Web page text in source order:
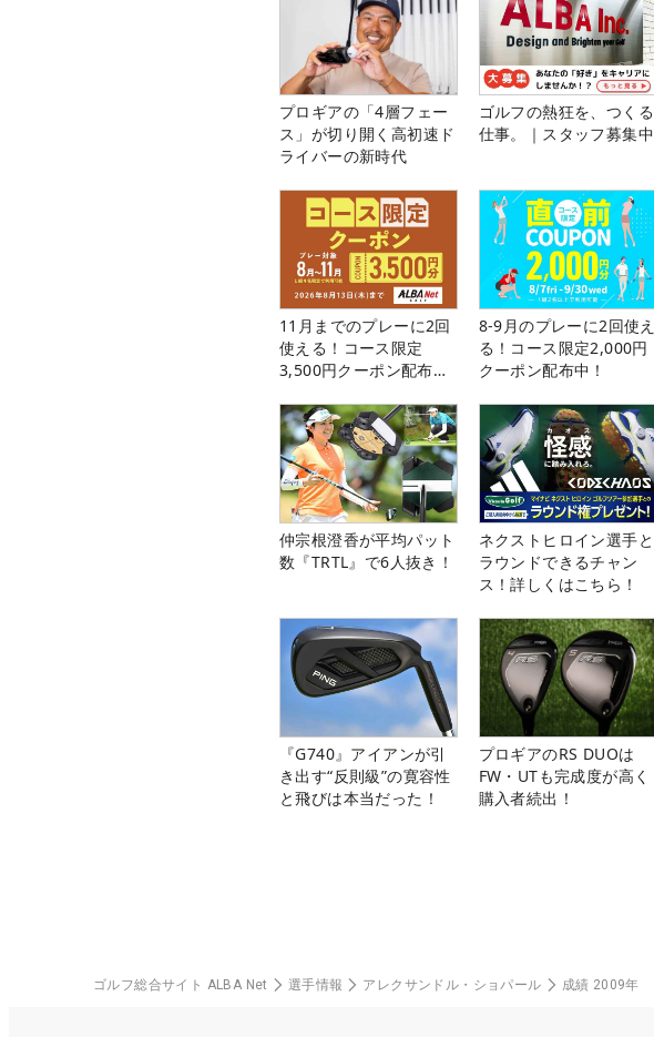
プロギアの「4層フェー
ス」が切り開く高初速ド
ライバーの新時代
ゴルフの熱狂を、つくる
仕事。｜スタッフ募集中
11月までのプレーに2回
使える！コース限定
3,500円クーポン配布
8-9月のプレーに2回使え
る！コース限定2,000円
クーポン配布中！
仲宗根澄香が平均パット
数『TRTL』で6人抜き！
ネクストヒロイン選手と
ラウンドできるチャン
ス！詳しくはこちら！
『G740』アイアンが引
き出す“反則級”の寛容性
と飛びは本当だった！
プロギアのRS DUOは
FW・UTも完成度が高く
購入者続出！
ゴルフ総合サイト ALBA Net 選手情報 アレクサンドル・ショパール 成績 2009年